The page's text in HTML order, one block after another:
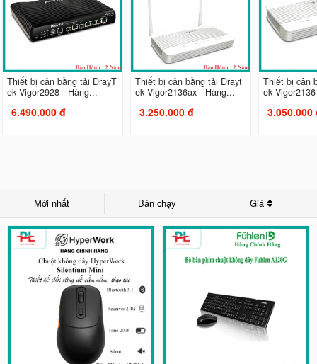
Thiết bị cân bằng tải DrayT
ek Vigor2928 - Hàng...
6.490.000 đ
Thiết bị cân bằng tải Drayt
ek Vigor2136ax - Hàng...
3.250.000 đ
Thiết bị cân
ek
3.050.000
Mới nhất Bán chạy Giá